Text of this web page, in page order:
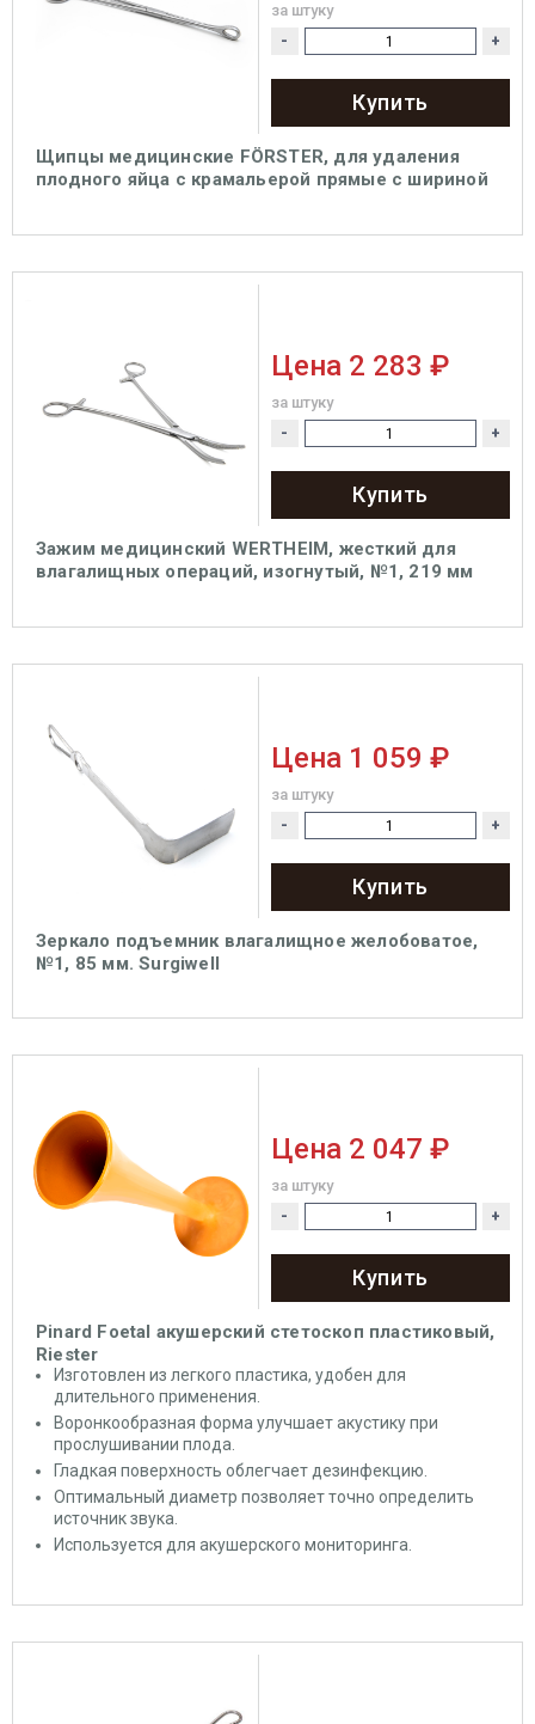
Щипцы медицинские FÖRSTER, для удаления
плодного яйца с крамальерой прямые с шириной
за штуку
- +
Купить
Зажим медицинский WERTHEIM, жесткий для
влагалищных операций, изогнутый, №1, 219 мм
Цена 2 283 ₽
за штуку
- +
Купить
Зеркало подъемник влагалищное желобоватое,
№1, 85 мм. Surgiwell
Цена 1 059 ₽
за штуку
- +
Купить
Pinard Foetal акушерский стетоскоп пластиковый,
Riester
Изготовлен из легкого пластика, удобен для
длительного применения.
Воронкообразная форма улучшает акустику при
прослушивании плода.
Гладкая поверхность облегчает дезинфекцию.
Оптимальный диаметр позволяет точно определить
источник звука.
Используется для акушерского мониторинга.
Цена 2 047 ₽
за штуку
- +
Купить